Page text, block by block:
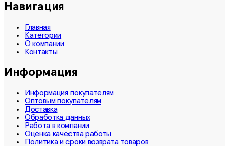
Навигация
Главная
Категории
О компании
Контакты
Информация
Информация покупателям
Оптовым покупателям
Доставка
Обработка данных
Работа в компании
Оценка качества работы
Политика и сроки возврата товаров